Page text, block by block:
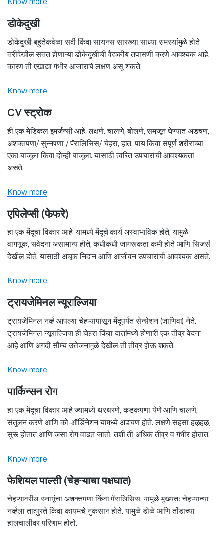
डोकेदुखी
डोकेदुखी बहुतेकवेळा सर्दी किंवा सायनस सारख्या साध्या समस्यांमुळे होते,
तरीदेखील सतत होणाऱ्या डोकेदुखीची वैद्यकीय तपासणी करणे आवश्यक आहे.
कारण ती एखाद्या गंभीर आजाराचे लक्षण असू शकते.
Know more
CV स्ट्रोक
ही एक मेडिकल इमर्जन्सी आहे. लक्षणे: चालणे, बोलणे, समजून घेण्यात अडचण,
अशक्तपणा/ सुन्नपणा / पॅरालिसिस/ चेहरा, हात, पाय किंवा संपूर्ण शरीराच्या
एका बाजूला किंवा दोन्ही बाजूला. यासाठी त्वरित उपचारांची आवश्यकता
असते.
Know more
एपिलेप्सी (फेफरे)
हा एक मेंदूचा विकार आहे. यामध्ये मेंदूचे कार्य अस्वाभाविक होते, यामुळे
वागणूक, संवेदना असामान्य होते, कधीकधी जागरूकता कमी होते आणि सिजर्स
देखील होते. यासाठी अचूक निदान आणि आजीवन उपचारांची आवश्यक असते.
Know more
ट्रायजेमिनल न्यूराल्जिया
ट्रायजेमिनल नर्व्ह आपल्या चेहऱ्यापासून मेंदूपर्यंत सेन्सेशन (जाणिवा) नेते.
ट्रायजेमिनल न्यूराल्जिया ही चेहरा किंवा दातांमध्ये होणारी एक तीव्र वेदना
आहे आणि अगदी सौम्य उत्तेजनामुळे देखील ती तीव्र होऊ शकते.
Know more
पार्किन्सन रोग
हा एक मेंदूचा विकार आहे ज्यामध्ये थरथरणे, कडकपणा येणे आणि चालणे,
संतुलन करणे आणि को-ऑर्डिनेशन यामध्ये अडचण होते. लक्षणे सहसा हळूहळू
सुरू होतात आणि जसा रोग वाढत जातो, तशी ती अधिक तीव्र व गंभीर होतात.
Know more
फेशियल पाल्सी (चेहऱ्याचा पक्षघात)
चेहऱ्यावरील स्नायूंचा अशक्तपणा किंवा पॅरालिसिस, यामुळे मुख्यतः चेहऱ्याच्या
नर्व्हला तात्पुरते किंवा कायमचे नुकसान होते. यामुळे डोळे आणि तोंडाच्या
हालचालीवर परिणाम होतो.